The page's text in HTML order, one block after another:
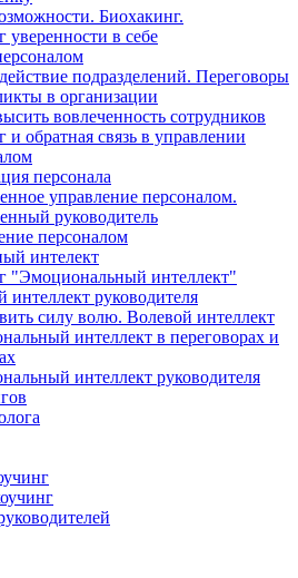
Биохакинг.
уверенности в себе
подразделений. Переговоры
в организации
вовлеченность сотрудников
и обратная связь в управлении
персонала
управление персоналом.
руководитель
персоналом
интелект
"Эмоциональный интеллект"
интеллект руководителя
силу волю. Волевой интеллект
интеллект в переговорах и
интеллект руководителя